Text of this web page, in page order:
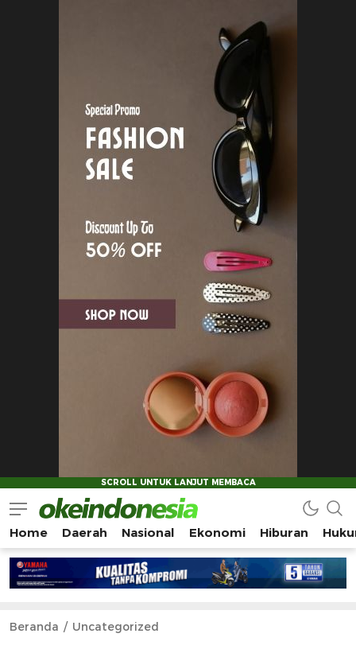
Okeindonesia.Online
Mengonlinekan Indonesia Secara Utuh
Home Daerah Nasional Ekonomi Hiburan
Beranda Uncategorized